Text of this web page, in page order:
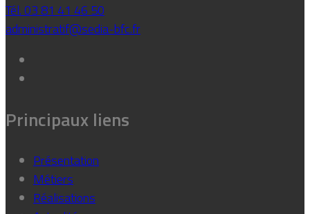
Tél. 03 81 41 46 50
administratif@sedia-bfc.fr
Principaux liens
Présentation
Métiers
Réalisations